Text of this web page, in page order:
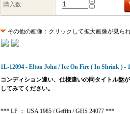
購入数
その他の画像：クリックして拡大画像が見ら
1L-12094 - Elton John / Ice On Fire ( In Shrink ) -
コンディション違い、仕様違いの同タイトル盤
してみてください。
*** LP ： USA 1985 / Geffin / GHS 24077 ***